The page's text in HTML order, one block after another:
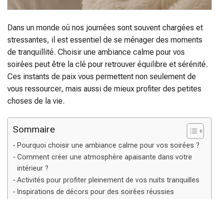
Dans un monde où nos journées sont souvent chargées et
stressantes, il est essentiel de se ménager des moments
de tranquillité. Choisir une ambiance calme pour vos
soirées peut être la clé pour retrouver équilibre et sérénité.
Ces instants de paix vous permettent non seulement de
vous ressourcer, mais aussi de mieux profiter des petites
choses de la vie.
Sommaire
Pourquoi choisir une ambiance calme pour vos soirées ?
Comment créer une atmosphère apaisante dans votre
intérieur ?
Activités pour profiter pleinement de vos nuits tranquilles
Inspirations de décors pour des soirées réussies